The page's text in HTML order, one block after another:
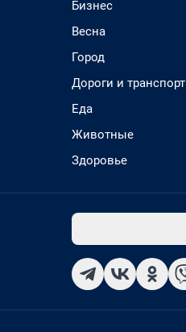
Бизнес
Весна
Город
Дороги и транспорт
Еда
Животные
Здоровье